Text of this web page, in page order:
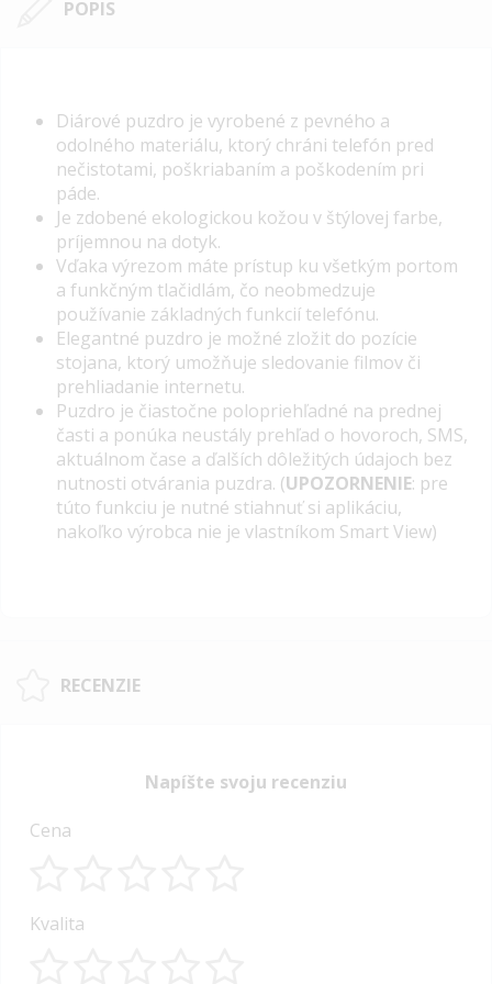
POPIS
Diárové puzdro je vyrobené z pevného a
odolného materiálu, ktorý chráni telefón pred
nečistotami, poškriabaním a poškodením pri
páde.
Je zdobené ekologickou kožou v štýlovej farbe,
príjemnou na dotyk.
Vďaka výrezom máte prístup ku všetkým portom
a funkčným tlačidlám, čo neobmedzuje
používanie základných funkcií telefónu.
Elegantné puzdro je možné zložit do pozície
stojana, ktorý umožňuje sledovanie filmov či
prehliadanie internetu.
Puzdro je čiastočne polopriehľadné na prednej
časti a ponúka neustály prehľad o hovoroch, SMS,
aktuálnom čase a ďalších dôležitých údajoch bez
nutnosti otvárania puzdra. (UPOZORNENIE: pre
túto funkciu je nutné stiahnuť si aplikáciu,
nakoľko výrobca nie je vlastníkom Smart View)
RECENZIE
Napíšte svoju recenziu
Cena
star
stars
stars
stars
stars
Kvalita